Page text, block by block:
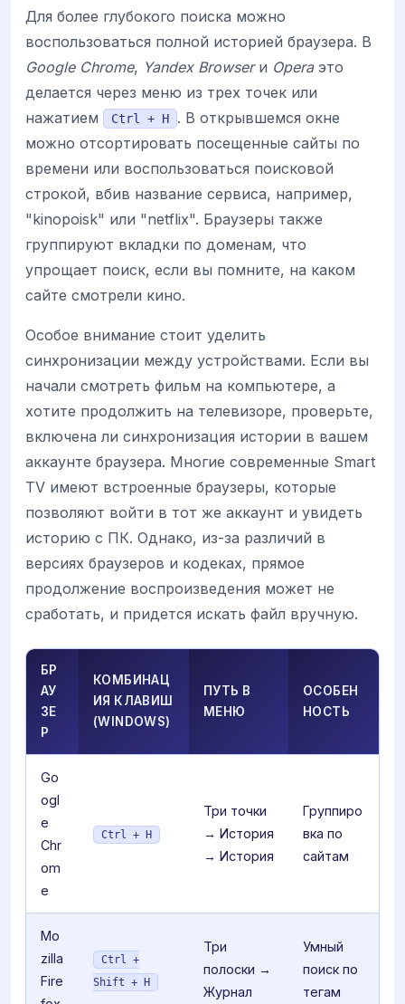
Для более глубокого поиска можно
воспользоваться полной историей браузера. В
Google Chrome, Yandex Browserи Operaэто
делается через меню из трех точек или
нажатием
Ctrl + H
. В открывшемся окне
можно отсортировать посещенные сайты по
времени или воспользоваться поисковой
строкой, вбив название сервиса, например,
"kinopoisk" или "netflix". Браузеры также
группируют вкладки по доменам, что
упрощает поиск, если вы помните, на каком
сайте смотрели кино.
Особое внимание стоит уделить
синхронизации между устройствами. Если вы
начали смотреть фильм на компьютере, а
хотите продолжить на телевизоре, проверьте,
включена ли синхронизация истории в вашем
аккаунте браузера. Многие современные Smart
TV имеют встроенные браузеры, которые
позволяют войти в тот же аккаунт и увидеть
историю с ПК. Однако, из-за различий в
версиях браузеров и кодеках, прямое
продолжение воспроизведения может не
сработать, и придется искать файл вручную.
БР
АУ
ЗЕ
Р
КОМБИНАЦ
ИЯ КЛАВИШ
(WINDOWS)
ПУТЬ В
МЕНЮ
ОСОБЕН
НОСТЬ
Go
ogl
e
Chr
om
e
Ctrl + H
Три точки
→ История
→ История
Группиро
вка по
сайтам
Mo
zilla
Fire
Ctrl +
Shift + H
Три
полоски →
Журнал
Умный
поиск по
тегам